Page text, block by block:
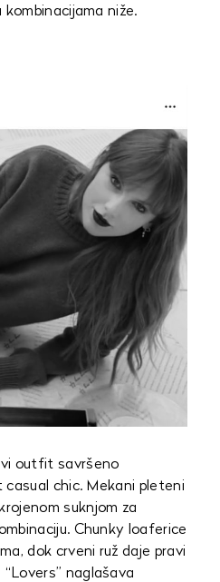
niže.
outfit savršeno
chic. Mekani pleteni
suknjom za
Chunky loaferice
dok crveni ruž daje pravi
naglašava